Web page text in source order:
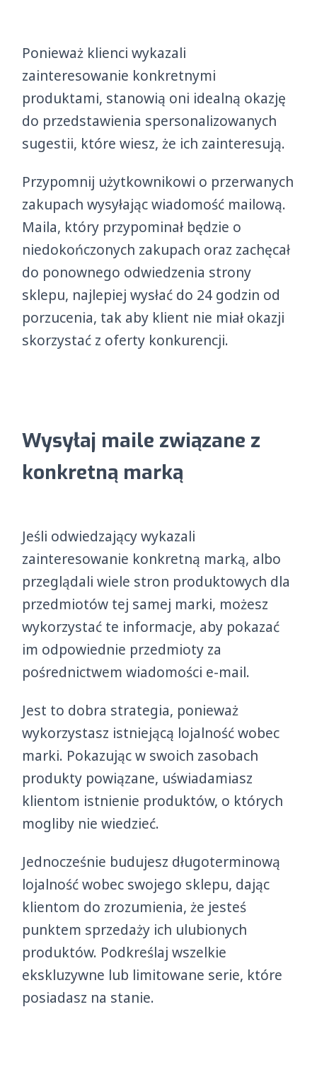
Ponieważ klienci wykazali
zainteresowanie konkretnymi
produktami, stanowią oni idealną okazję
do przedstawienia spersonalizowanych
sugestii, które wiesz, że ich zainteresują.
Przypomnij użytkownikowi o przerwanych
zakupach wysyłając wiadomość mailową.
Maila, który przypominał będzie o
niedokończonych zakupach oraz zachęcał
do ponownego odwiedzenia strony
sklepu, najlepiej wysłać do 24 godzin od
porzucenia, tak aby klient nie miał okazji
skorzystać z oferty konkurencji.
Wysyłaj maile związane z
konkretną marką
Jeśli odwiedzający wykazali
zainteresowanie konkretną marką, albo
przeglądali wiele stron produktowych dla
przedmiotów tej samej marki, możesz
wykorzystać te informacje, aby pokazać
im odpowiednie przedmioty za
pośrednictwem wiadomości e-mail.
Jest to dobra strategia, ponieważ
wykorzystasz istniejącą lojalność wobec
marki. Pokazując w swoich zasobach
produkty powiązane, uświadamiasz
klientom istnienie produktów, o których
mogliby nie wiedzieć.
Jednocześnie budujesz długoterminową
lojalność wobec swojego sklepu, dając
klientom do zrozumienia, że jesteś
punktem sprzedaży ich ulubionych
produktów. Podkreślaj wszelkie
ekskluzywne lub limitowane serie, które
posiadasz na stanie.